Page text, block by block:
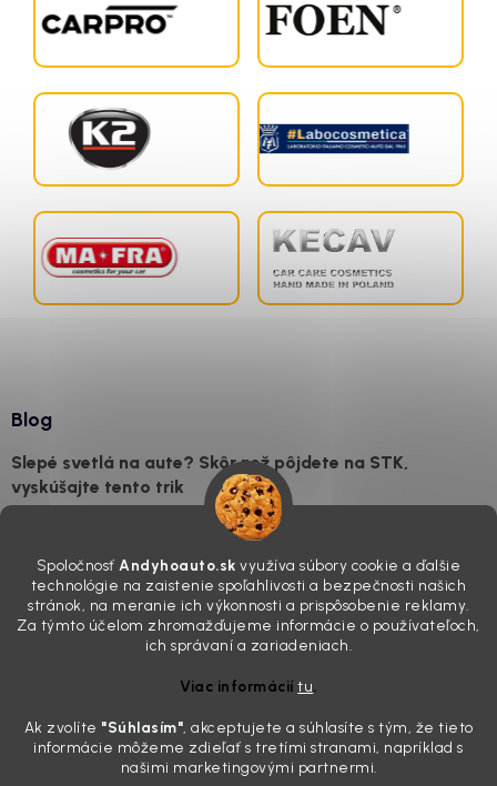
Spoločnosť Andyhoauto.sk využíva súbory cookie a ďalšie
technológie na zaistenie spoľahlivosti a bezpečnosti našich
stránok, na meranie ich výkonnosti a prispôsobenie reklamy.
Za týmto účelom zhromažďujeme informácie o používateľoch,
ich správaní a zariadeniach.
Viac informáciítu.
Ak zvolíte "Súhlasím", akceptujete a súhlasíte s tým, že tieto
informácie môžeme zdieľať s tretími stranami, napríklad s
našimi marketingovými partnermi.
Blog
Slepé svetlá na aute? Skôr než pôjdete na STK,
vyskúšajte tento trik
skutočnosti je? Často za to môžu práve „slepé“ svetlomety. Ten
mliečny, drsný povrch nie je len estetická vada. Keď slnko a soľ urobia
svoje, plexisklo začne svetlo rozptyľovať namiesto to...
Zabudnite na handru. Ak chcete mať auto naozaj čisté,
Poznáte ten moment. Vonku svieti slnko, vy sedíte v čerstvo
„upratanom“ aute, no pri pohľade na palubnú dosku vás ide poraziť. V
mriežkach ventilácie, okolo tlačidiel a v švíkoch sedačiek na vás stále